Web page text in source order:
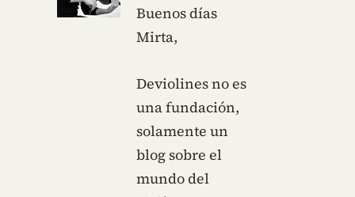
Buenos días
Mirta,
Deviolines no es
una fundación,
solamente un
blog sobre el
mundo del